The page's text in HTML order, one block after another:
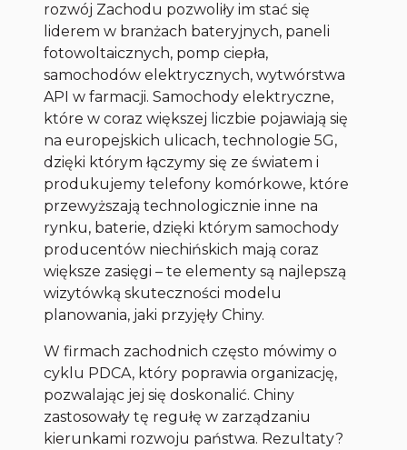
rozwój Zachodu pozwoliły im stać się
liderem w branżach bateryjnych, paneli
fotowoltaicznych, pomp ciepła,
samochodów elektrycznych, wytwórstwa
API w farmacji. Samochody elektryczne,
które w coraz większej liczbie pojawiają się
na europejskich ulicach, technologie 5G,
dzięki którym łączymy się ze światem i
produkujemy telefony komórkowe, które
przewyższają technologicznie inne na
rynku, baterie, dzięki którym samochody
producentów niechińskich mają coraz
większe zasięgi – te elementy są najlepszą
wizytówką skuteczności modelu
planowania, jaki przyjęły Chiny.
W firmach zachodnich często mówimy o
cyklu PDCA, który poprawia organizację,
pozwalając jej się doskonalić. Chiny
zastosowały tę regułę w zarządzaniu
kierunkami rozwoju państwa. Rezultaty?